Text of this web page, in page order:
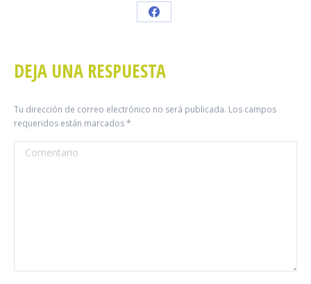
Share
Facebook
DEJA UNA RESPUESTA
Tu dirección de correo electrónico no será publicada. Los campos
requeridos están marcados*
Comentario